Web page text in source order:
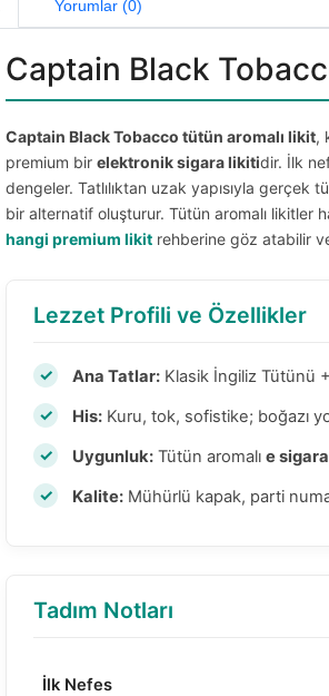
Yorumlar (0)
Captain Black
Captain Black Tobacco tütün aromalı likit,
premium bir elektronik sigara likitidir. İlk
dengeler. Tatlılıktan uzak yapısıyla gerçek
bir alternatif oluşturur. Tütün aromalı likitler
hangi premium likit rehberine göz atabilir
Lezzet Profili ve Özellikler
Ana Tatlar: Klasik İngiliz Tütünü
His: Kuru, tok, sofistike; boğazı
Uygunluk: Tütün aromalı e
Kalite: Mühürlü kapak, parti
Tadım Notları
İlk Nefes